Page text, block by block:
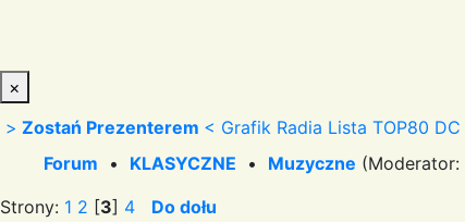
×
> Zostań Prezenterem < Grafik Radia Lista TOP80 DC
Forum • KLASYCZNE • Muzyczne (Moderator:
Strony: 1 2 [3] 4 Do dołu